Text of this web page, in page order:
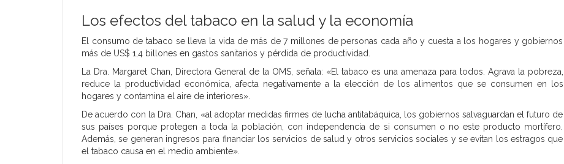
Los efectos del tabaco en la salud y la economía
El consumo de tabaco se lleva la vida de más de 7 millones de personas cada año y cuesta a los hogares y gobiernos
más de US$ 1,4 billones en gastos sanitarios y pérdida de productividad.
La Dra. Margaret Chan, Directora General de la OMS, señala: «El tabaco es una amenaza para todos. Agrava la pobreza,
reduce la productividad económica, afecta negativamente a la elección de los alimentos que se consumen en los
hogares y contamina el aire de interiores».
De acuerdo con la Dra. Chan, «al adoptar medidas firmes de lucha antitabáquica, los gobiernos salvaguardan el futuro de
sus países porque protegen a toda la población, con independencia de si consumen o no este producto mortífero.
Además, se generan ingresos para financiar los servicios de salud y otros servicios sociales y se evitan los estragos que
el tabaco causa en el medio ambiente».